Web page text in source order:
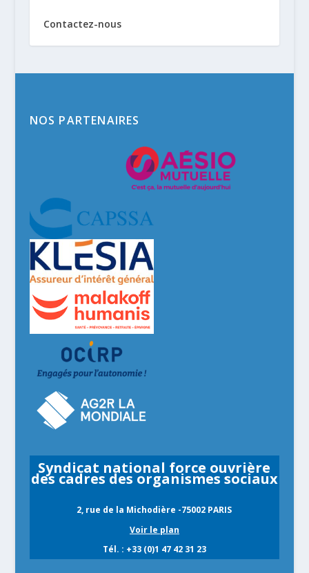
Contactez-nous
NOS PARTENAIRES
Syndicat national force ouvrière
des cadres des organismes sociaux
2, rue de la Michodière -75002 PARIS
Voir le plan
Tél. : +33 (0)1 47 42 31 23